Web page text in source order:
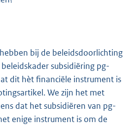
bij de beleidsdoorlichting
subsidiëring pg-
dit hèt financiële instrument is
We zijn het met
dat het subsidiëren van pg-
enige instrument is om de